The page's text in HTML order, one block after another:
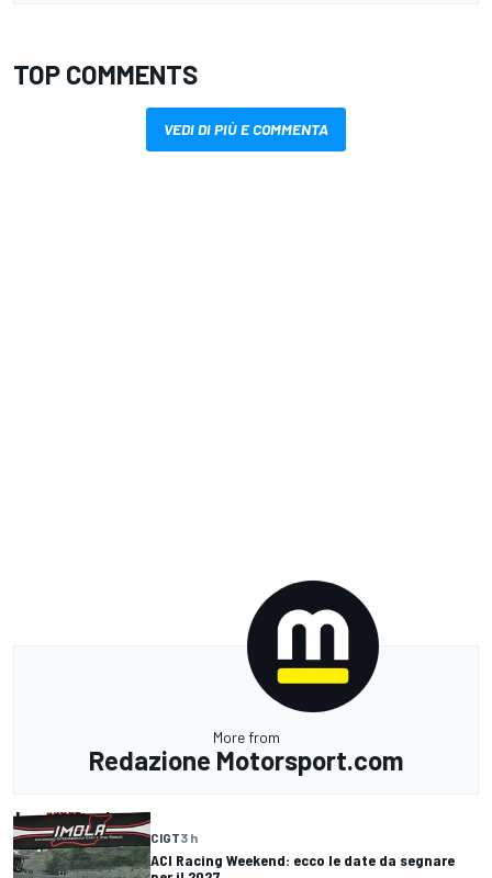
TOP COMMENTS
VEDI DI PIÙ E COMMENTA
More from
Redazione Motorsport.com
CIGT3 h
ACI Racing Weekend: ecco le date da segnare